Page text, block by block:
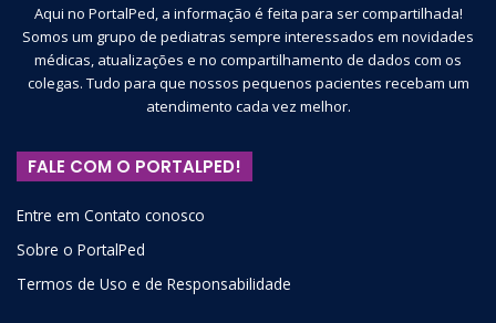
Aqui no PortalPed, a informação é feita para ser compartilhada!
Somos um grupo de pediatras sempre interessados em novidades
médicas, atualizações e no compartilhamento de dados com os
colegas. Tudo para que nossos pequenos pacientes recebam um
atendimento cada vez melhor.
FALE COM O PORTALPED!
Entre em Contato conosco
Sobre o PortalPed
Termos de Uso e de Responsabilidade